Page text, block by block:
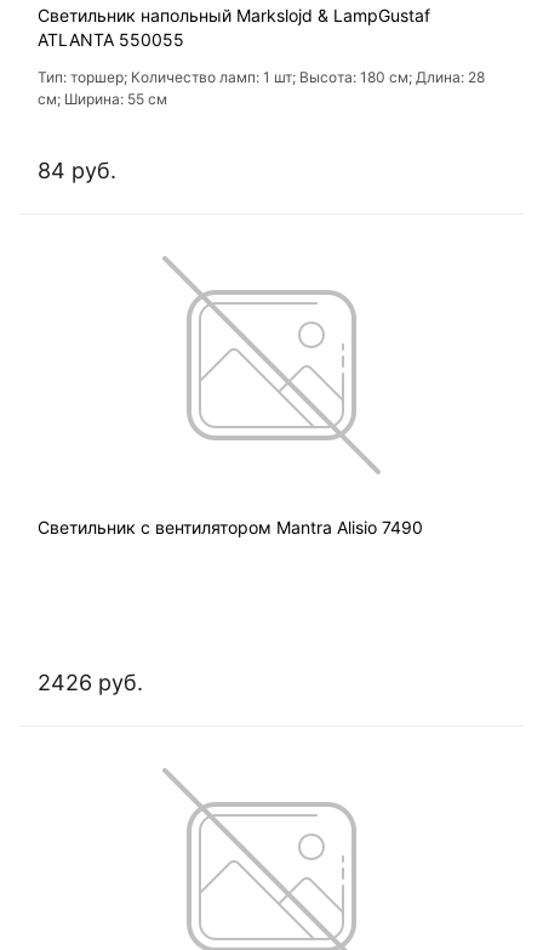
Светильник напольный Markslojd & LampGustaf
ATLANTA 550055
Тип: торшер; Количество ламп: 1 шт; Высота: 180 см; Длина: 28
см; Ширина: 55 см
84 руб.
Светильник с вентилятором Mantra Alisio 7490
2426 руб.